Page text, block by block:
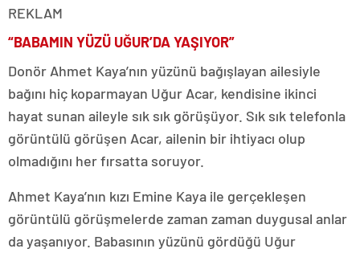
REKLAM
“BABAMIN YÜZÜ UĞUR’DA YAŞIYOR”
Donör Ahmet Kaya’nın yüzünü bağışlayan ailesiyle
bağını hiç koparmayan Uğur Acar, kendisine ikinci
hayat sunan aileyle sık sık görüşüyor. Sık sık telefonla
görüntülü görüşen Acar, ailenin bir ihtiyacı olup
olmadığını her fırsatta soruyor.
Ahmet Kaya’nın kızı Emine Kaya ile gerçekleşen
görüntülü görüşmelerde zaman zaman duygusal anlar
da yaşanıyor. Babasının yüzünü gördüğü Uğur